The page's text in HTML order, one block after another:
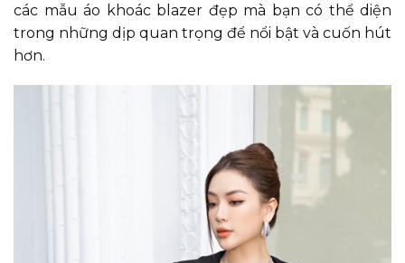
các mẫu áo khoác blazer đẹp mà bạn có thể diện
trong những dịp quan trọng để nổi bật và cuốn hút
hơn.